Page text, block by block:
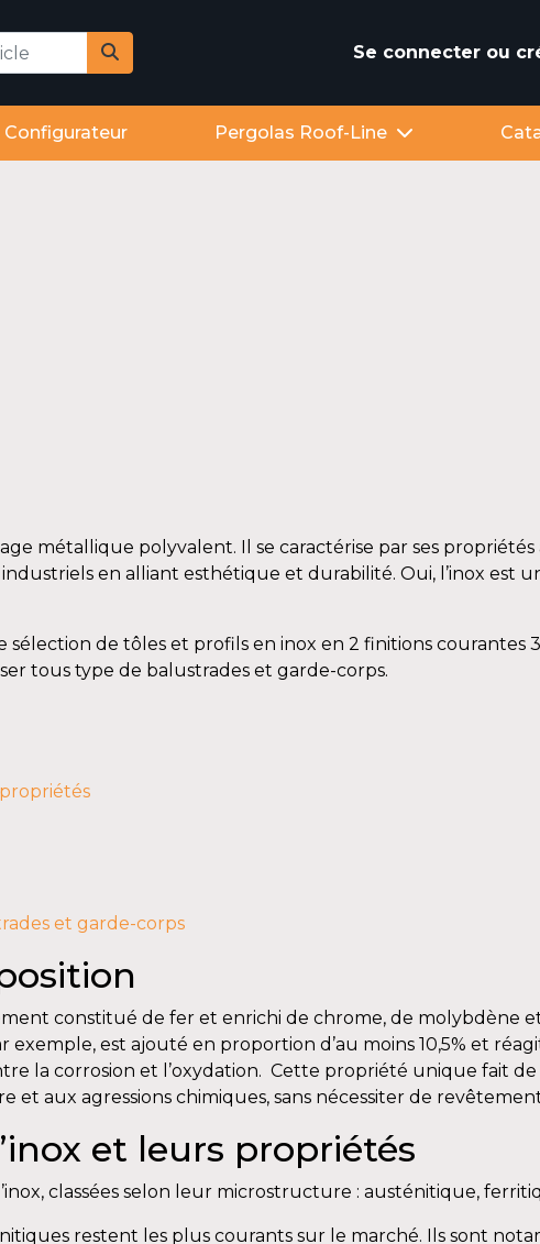
Se connecter ou
Configurateur Pergolas Roof-Line
métallique polyvalent. Il se caractérise par ses
en alliant esthétique et durabilité. Oui, l’inox est
sélection de tôles et profils en inox en 2 finitions courantes
tous type de balustrades et garde-corps.
et garde-corps
constitué de fer et enrichi de chrome, de molybdène
est ajouté en proportion d’au moins 10,5% et
la corrosion et l’oxydation. Cette propriété unique fait
et aux agressions chimiques, sans nécessiter de
et leurs propriétés
classées selon leur microstructure : austénitique,
restent les plus courants sur le marché. Ils sont